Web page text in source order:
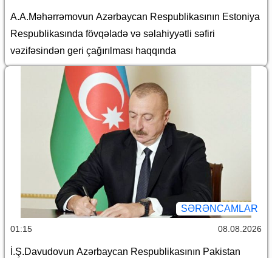
A.A.Məhərrəmovun Azərbaycan Respublikasının Estoniya
Respublikasında fövqəladə və səlahiyyətli səfiri
vəzifəsindən geri çağırılması haqqında
SƏRƏNCAMLAR
01:15 08.08.2026
İ.Ş.Davudovun Azərbaycan Respublikasının Pakistan